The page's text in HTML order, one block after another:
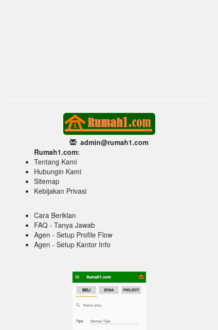
admin@rumah1.com
Rumah1.com:
Tentang Kami
Hubungin Kami
Sitemap
Kebijakan Privasi
Cara Beriklan
FAQ - Tanya Jawab
Agen - Setup Profile Flow
Agen - Setup Kantor Info